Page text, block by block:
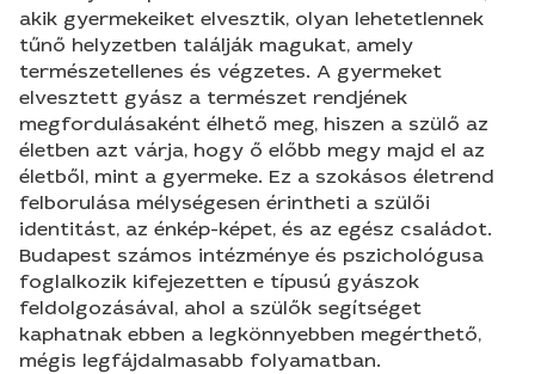
akik gyermekeiket elvesztik, olyan lehetetlennek
tűnő helyzetben találják magukat, amely
természetellenes és végzetes. A gyermeket
elvesztett gyász a természet rendjének
megfordulásaként élhető meg, hiszen a szülő az
életben azt várja, hogy ő előbb megy majd el az
életből, mint a gyermeke. Ez a szokásos életrend
felborulása mélységesen érintheti a szülői
identitást, az énkép-képet, és az egész családot.
Budapest számos intézménye és pszichológusa
foglalkozik kifejezetten e típusú gyászok
feldolgozásával, ahol a szülők segítséget
kaphatnak ebben a legkönnyebben megérthető,
mégis legfájdalmasabb folyamatban.